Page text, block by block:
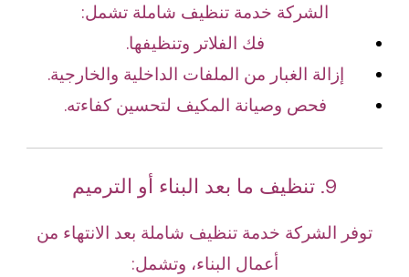
الشركة خدمة تنظيف شاملة تشمل:
فك الفلاتر وتنظيفها.
إزالة الغبار من الملفات الداخلية والخارجية.
فحص وصيانة المكيف لتحسين كفاءته.
9. تنظيف ما بعد البناء أو الترميم
توفر الشركة خدمة تنظيف شاملة بعد الانتهاء من
أعمال البناء، وتشمل: